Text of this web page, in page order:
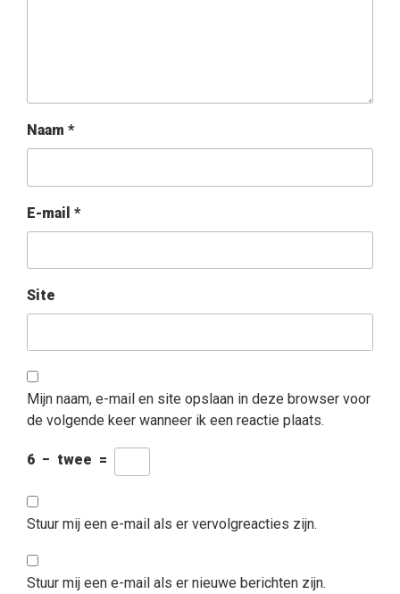
Naam *
E-mail *
Site
Mijn naam, e-mail en site opslaan in deze browser voor
de volgende keer wanneer ik een reactie plaats.
6 − twee =
Stuur mij een e-mail als er vervolgreacties zijn.
Stuur mij een e-mail als er nieuwe berichten zijn.